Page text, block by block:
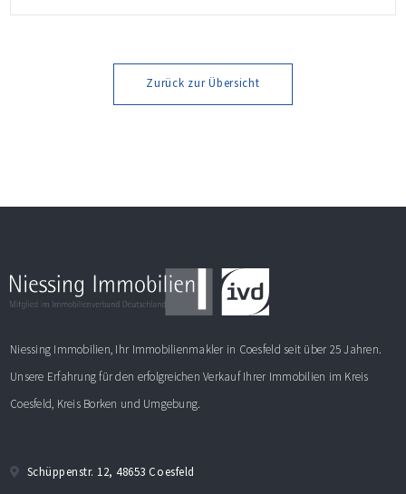
Einzelmaßnahmen […]
Zurück zur Übersicht
Niessing Immobilien, Ihr Immobilienmakler in Coesfeld seit über 25 Jahren.
Unsere Erfahrung für den erfolgreichen Verkauf Ihrer Immobilien im Kreis
Coesfeld, Kreis Borken und Umgebung.
Schüppenstr. 12, 48653 Coesfeld